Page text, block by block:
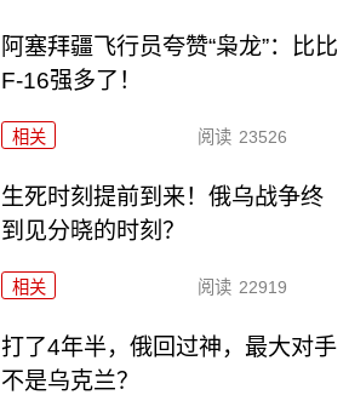
阿塞拜疆飞行员夸赞“枭龙”：比比
F-16强多了！
相关 阅读 23526
生死时刻提前到来！俄乌战争终
到见分晓的时刻？
相关 阅读 22919
打了4年半，俄回过神，最大对手
不是乌克兰？